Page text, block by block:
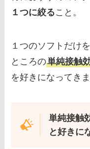
１つに絞ること。
１つのソフトだけ
ところの単純接触
を好きになってきま
単純接触
と好きに